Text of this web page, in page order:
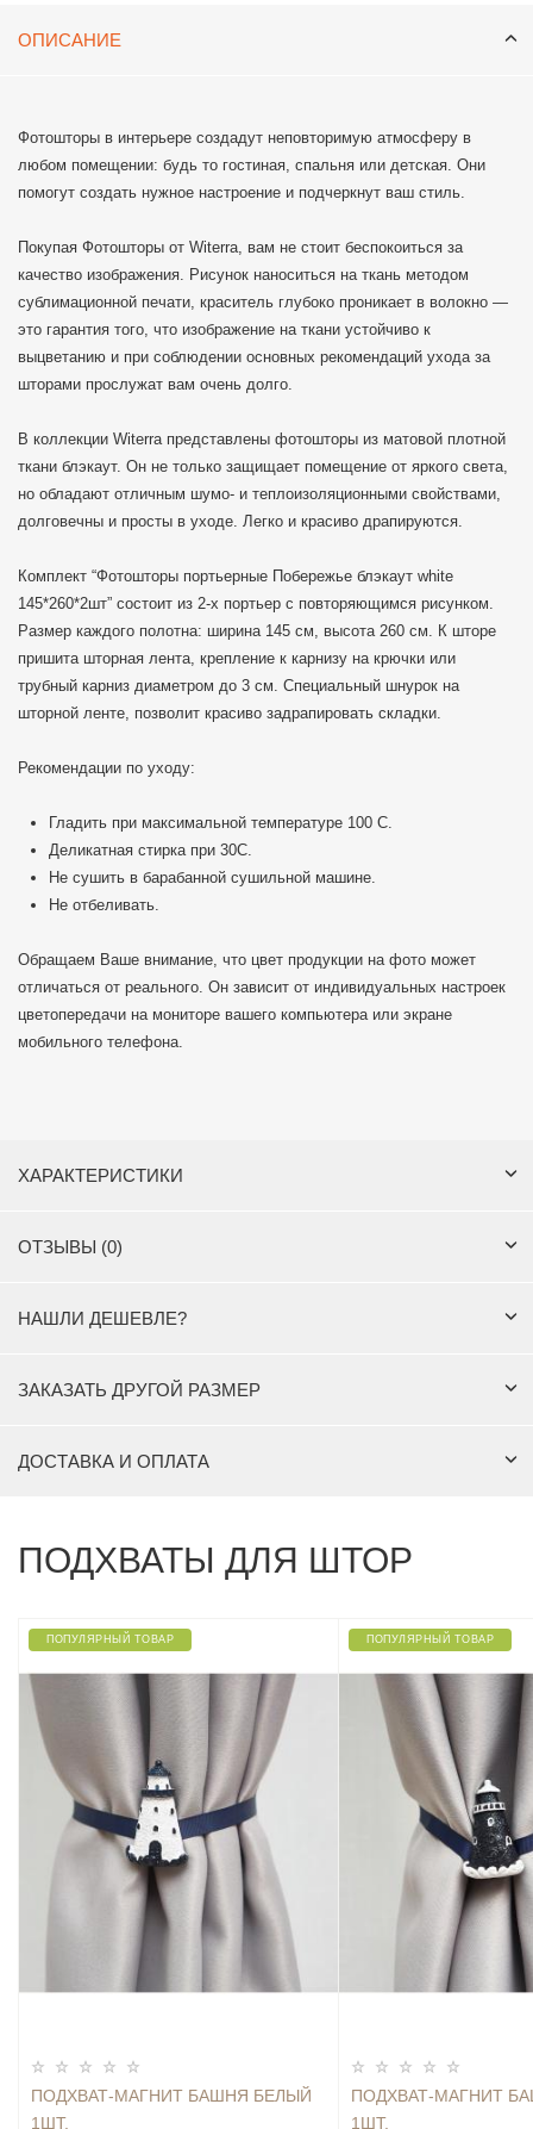
ОПИСАНИЕ
Фотошторы в интерьере создадут неповторимую атмосферу в
любом помещении: будь то гостиная, спальня или детская. Они
помогут создать нужное настроение и подчеркнут ваш стиль.
Покупая Фотошторы от Witerra, вам не стоит беспокоиться за
качество изображения. Рисунок наноситься на ткань методом
сублимационной печати, краситель глубоко проникает в волокно —
это гарантия того, что изображение на ткани устойчиво к
выцветанию и при соблюдении основных рекомендаций ухода за
шторами прослужат вам очень долго.
В коллекции Witerra представлены фотошторы из матовой плотной
ткани блэкаут. Он не только защищает помещение от яркого света,
но обладают отличным шумо- и теплоизоляционными свойствами,
долговечны и просты в уходе. Легко и красиво драпируются.
Комплект “Фотошторы портьерные Побережье блэкаут white
145*260*2шт” состоит из 2-х портьер с повторяющимся рисунком.
Размер каждого полотна: ширина 145 см, высота 260 см. К шторе
пришита шторная лента, крепление к карнизу на крючки или
трубный карниз диаметром до 3 см. Специальный шнурок на
шторной ленте, позволит красиво задрапировать складки.
Рекомендации по уходу:
Гладить при максимальной температуре 100 C.
Деликатная стирка при 30С.
Не сушить в барабанной сушильной машине.
Не отбеливать.
Обращаем Ваше внимание, что цвет продукции на фото может
отличаться от реального. Он зависит от индивидуальных настроек
цветопередачи на мониторе вашего компьютера или экране
мобильного телефона.
ХАРАКТЕРИСТИКИ
ОТЗЫВЫ (0)
НАШЛИ ДЕШЕВЛЕ?
ЗАКАЗАТЬ ДРУГОЙ РАЗМЕР
ДОСТАВКА И ОПЛАТА
ПОДХВАТЫ ДЛЯ ШТОР
ПОПУЛЯРНЫЙ ТОВАР
ПОДХВАТ-МАГНИТ БАШНЯ БЕЛЫЙ
1ШТ.
ПОПУЛЯРНЫЙ ТОВАР
ПОДХВАТ-МАГНИТ
1ШТ.